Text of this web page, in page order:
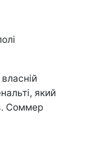
який
Соммер